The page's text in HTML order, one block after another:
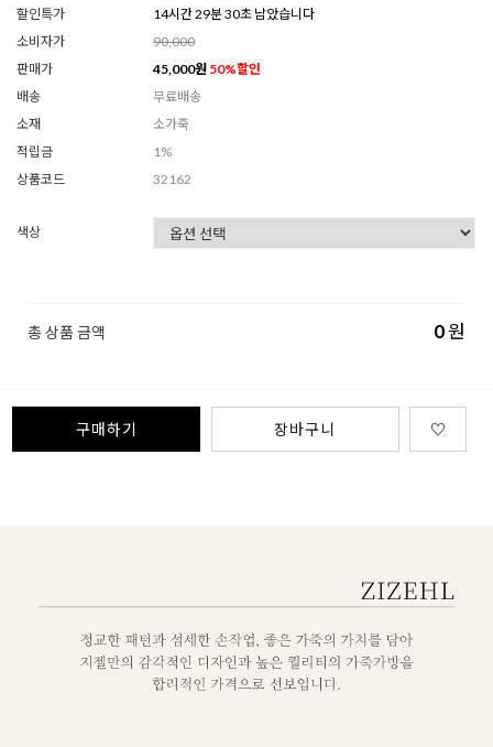
할인특가
14시간 29분 28초 남았습니다
소비자가
90,000
판매가
45,000원 50%할인
배송
무료배송
소재
소가죽
적립금
1%
상품코드
32162
색상
총 상품 금액 0원
구매하기 장바구니 ♡